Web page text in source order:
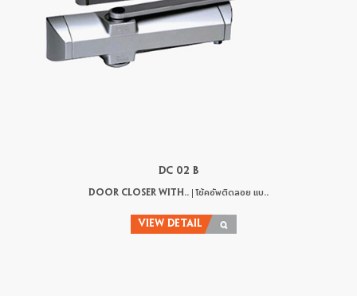
DC 02 B
DOOR CLOSER WITH.. | โช้คอัพติดลอย แบ..
VIEW DETAIL